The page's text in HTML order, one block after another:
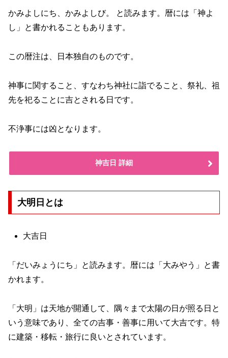
かみよしにち、かみよしび。 と読みます。暦には「神よ
し」と書かれることもあります。
この暦注は、日本独自のものです。
神事に関すること、すなわち神社に詣でること、祭礼、祖
先を祀ることに吉とされる日です。
不浄事には凶となります。
神吉日 詳細
大明日とは
大吉日
「だいみょうにち」と読みます。暦には「大みやう」と書
かれます。
「大明」は天地が開通して、隅々まで太陽の日が照る日と
いう意味であり、全ての吉事・善事に用いて大吉です。特
に建築・移転・旅行に良いとされています。